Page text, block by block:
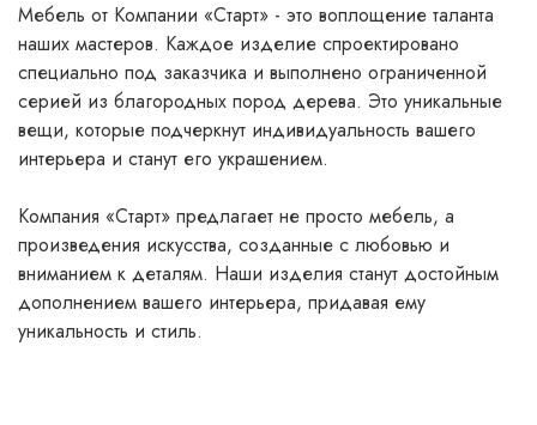
Мебель от Компании «Старт» - это воплощение таланта
наших мастеров. Каждое изделие спроектировано
специально под заказчика и выполнено ограниченной
серией из благородных пород дерева. Это уникальные
вещи, которые подчеркнут индивидуальность вашего
интерьера и станут его украшением.
Компания «Старт» предлагает не просто мебель, а
произведения искусства, созданные с любовью и
вниманием к деталям. Наши изделия станут достойным
дополнением вашего интерьера, придавая ему
уникальность и стиль.